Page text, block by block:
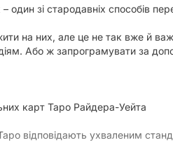
один зі стародавніх способів
на них, але це не так вже й
Або ж запрограмувати за
карт Таро Райдера-Уейта
відповідають ухваленим